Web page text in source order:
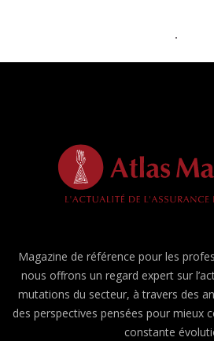
Magazine de référence pour les
nous offrons un regard expert sur
mutations du secteur, à travers des
des perspectives pensées pour mieux
constante